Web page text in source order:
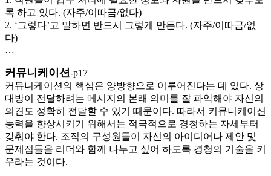
록 하고 있다. (자주/이따금/없다)
2. ‘그렇다’고 말하면 반드시 그렇게 만든다. (자주/이따금/없
다)
…
커뮤니케이션-p17
커뮤니케이션의 핵심은 양방향으로 이루어진다는 데 있다. 상
대방이 전달하려는 메시지의 본래 의미를 잘 파악해야 자신의
의견도 정확히 전달할 수 있기 때문이다. 따라서 커뮤니케이션
능력을 향상시키기 위해서는 적극적으로 경청하는 자세부터
갖춰야 한다. 조직의 구성원들이 자신의 아이디어나 제안 및
문제점들을 리더와 함께 나누고 싶어 하도록 경청의 기술을 키
우라는 것이다.